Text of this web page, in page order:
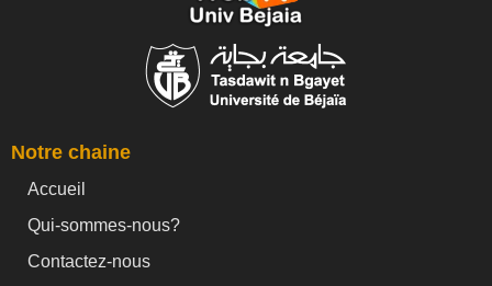
Notre chaine
Accueil
Qui-sommes-nous?
Contactez-nous